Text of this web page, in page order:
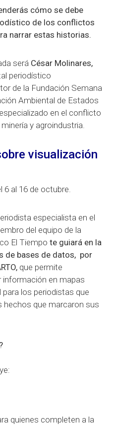
cómo se debe
de los conflictos
narrar estas historias.
será César Molinares,
periodístico
de la Fundación Semana
Ambiental de Estados
en el conflicto
y agroindustria.
visualización
6 al 16 de octubre.
especialista en el
del equipo de la
El Tiempo te guiará en la
de bases de datos, por
que permite
información en mapas
los periodistas que
hechos que marcaron sus
quienes completen a la